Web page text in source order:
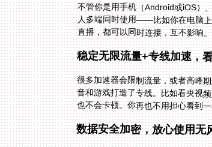
不管你是用手机（Android或iOS）
直播，都可以同时连接，互不影响
稳定无限流量+专线加速，
很多加速器会限制流量，或者高峰
也不会卡顿。你再也不用担心看到
数据安全加密，放心使用无